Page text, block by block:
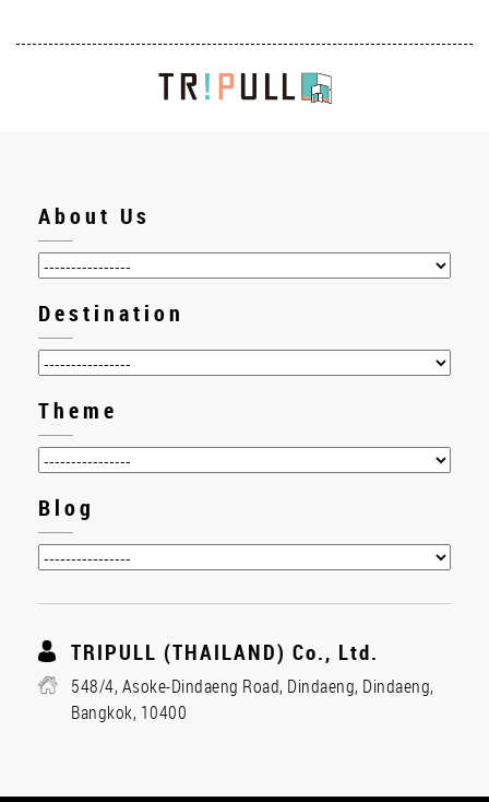
About Us
Destination
Theme
Blog
TRIPULL (THAILAND) Co., Ltd.
548/4, Asoke-Dindaeng Road, Dindaeng, Dindaeng,
Bangkok, 10400